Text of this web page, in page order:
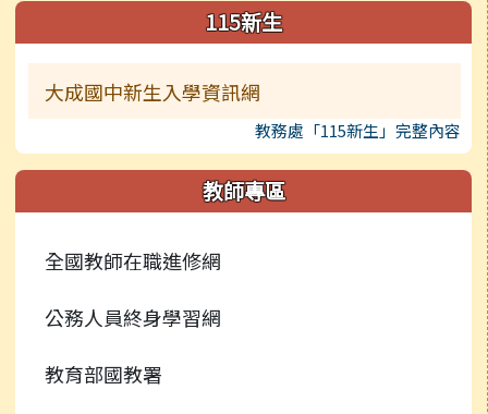
115新生
大成國中新生入學資訊網
教務處「115新生」完整內容
教師專區
全國教師在職進修網
公務人員終身學習網
教育部國教署